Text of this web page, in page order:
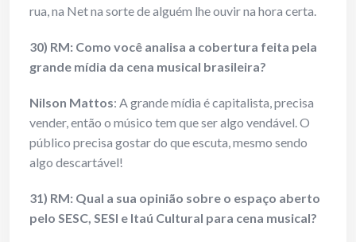
rua, na Net na sorte de alguém lhe ouvir na hora certa.
30) RM: Como você analisa a cobertura feita pela
grande mídia da cena musical brasileira?
Nilson Mattos: A grande mídia é capitalista, precisa
vender, então o músico tem que ser algo vendável. O
público precisa gostar do que escuta, mesmo sendo
algo descartável!
31) RM: Qual a sua opinião sobre o espaço aberto
pelo SESC, SESI e Itaú Cultural para cena musical?